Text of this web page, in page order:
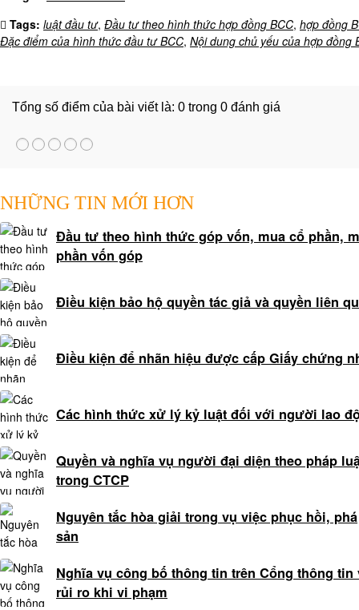
tài
sản
quyết
tranh
chấp
Luật
sư
hình
sự
Tư
vấn
pháp
luật
hình
sự
Dịch
vụ
luật
sư
bào
chữa
án
hình
sự
Luật
sư
Tags: luật đầu tư, Đầu tư theo hình thức hợp đồng BCC, hợp đồng
Đặc điểm của hình thức đầu tư BCC, Nội dung chủ yếu của hợp đồng
Tổng số điểm của bài viết là: 0 trong 0 đánh giá
NHỮNG TIN MỚI HƠN
Đầu tư theo hình thức góp vốn, mua cổ phần,
phần vốn góp
Điều kiện bảo hộ quyền tác giả và quyền liên
Điều kiện để nhãn hiệu được cấp Giấy chứng
Các hình thức xử lý kỷ luật đối với người lao
Quyền và nghĩa vụ người đại diện theo pháp
trong CTCP
Nguyên tắc hòa giải trong vụ việc phục hồi, phá
sản
Nghĩa vụ công bố thông tin trên Cổng thông tin
rủi ro khi vi phạm